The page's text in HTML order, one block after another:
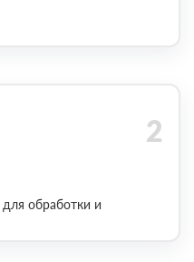
обработки и